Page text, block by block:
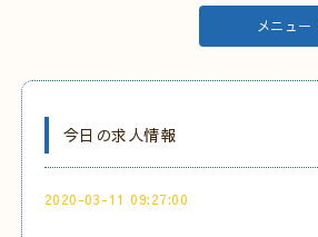
メニュー
今日の求人情報
2020-03-11 09:27:00